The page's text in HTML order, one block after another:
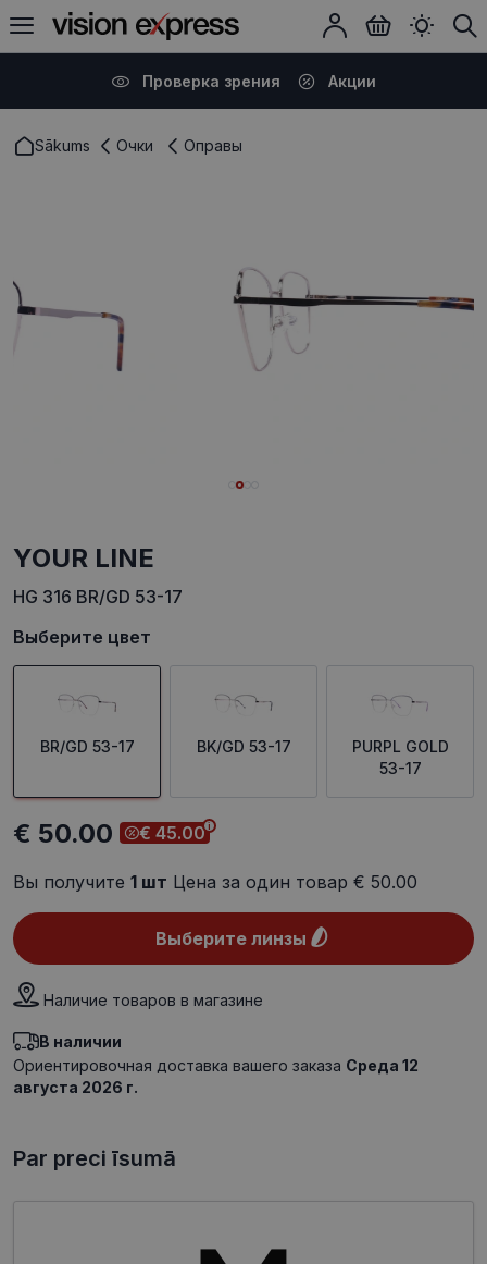
Проверка зрения Акции
Sākums Очки Оправы
YOUR LINE
HG 316 BR/GD 53-17
Выберите цвет
BR/GD 53-17 BK/GD 53-17
PURPL GOLD
53-17
€ 50.00 € 45.00
Вы получите 1 шт Цена за один товар € 50.00
Выберите линзы
Наличие товаров в магазине
В наличии
Ориентировочная доставка вашего заказа Среда 12
августа 2026 г.
Par preci īsumā